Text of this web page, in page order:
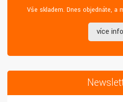
Vše skladem. Dnes objednáte, a
více info